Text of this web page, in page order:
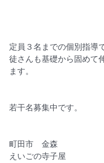
定員３名までの個別指導
徒さんも基礎から固めて
ます。
若干名募集中です。
町田市　金森
えいごの寺子屋